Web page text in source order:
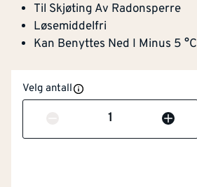
Til Skjøting Av Radonsperre
Løsemiddelfri
Kan Benyttes Ned I Minus 5 °C
Velg antall
Antall